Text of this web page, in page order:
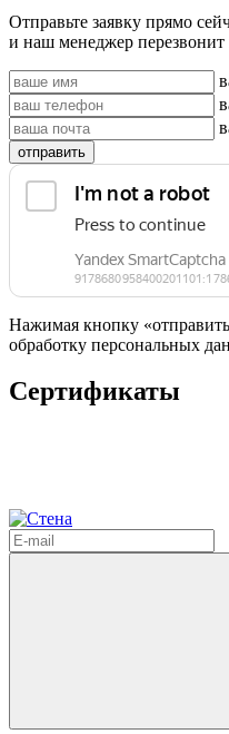
Отправьте заявку прямо
и наш менеджер перезвонит
отправить
Нажимая кнопку
обработку персональных
Сертификаты